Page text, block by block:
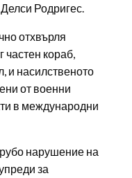
Родригес.
отхвърля
частен кораб,
и насилственото
от военни
в международни
нарушение на
за